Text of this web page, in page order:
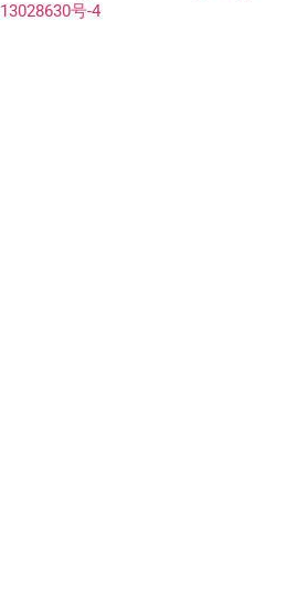
13028630号-4